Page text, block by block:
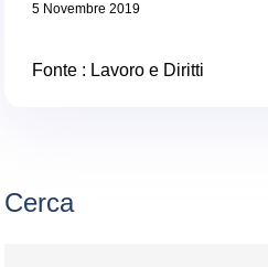
5 Novembre 2019
Fonte : Lavoro e Diritti
Cerca